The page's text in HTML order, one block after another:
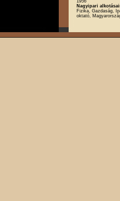
Nagyipari
Fizika, Gazdaság,
oktató,